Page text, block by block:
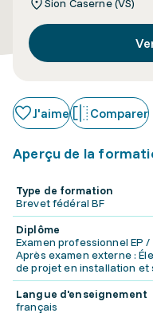
Sion Caserne (VS)
J'aime Comparer
Aperçu de la
Type de formation
Brevet fédéral BF
Diplôme
Examen professionnel EP
Après examen externe :
de projet en installation
Langue d'enseignement
français